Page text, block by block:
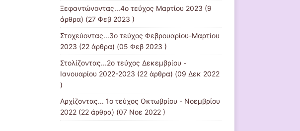
Ξεφαντώνοντας...4ο τεύχος Μαρτίου 2023 (9
άρθρα) (27 Φεβ 2023 )
Στοχεύοντας...3ο τεύχος Φεβρουαρίου-Μαρτίου
2023 (22 άρθρα) (05 Φεβ 2023 )
Στολίζοντας...2ο τεύχος Δεκεμβρίου -
Ιανουαρίου 2022-2023 (22 άρθρα) (09 Δεκ 2022
)
Αρχίζοντας... 1ο τεύχος Οκτωβρίου - Νοεμβρίου
2022(22 άρθρα) (07 Νοε 2022 )